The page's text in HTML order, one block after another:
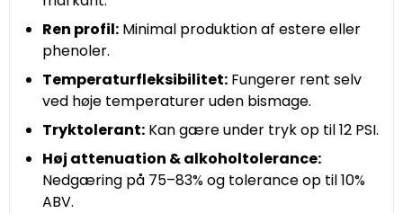
Ren profil: Minimal produktion af estere eller
phenoler.
Temperaturfleksibilitet: Fungerer rent selv
ved høje temperaturer uden bismage.
Tryktolerant: Kan gære under tryk op til 12 PSI.
Høj attenuation & alkoholtolerance:
Nedgæring på 75–83% og tolerance op til 10%
ABV.